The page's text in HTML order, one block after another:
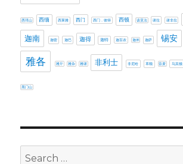
西珥山 西缅 西莱雅 西门 西门．彼得 西顿 该亚法 谢拉 谢非拉
迦南 迦密 迦巴 迦得 迦特 迦百农 迦米 迦萨 锡安
雅各 雅斤 雅杂 雅谢 非利士 非尼哈 革顺 音麦 马其顿
黑门山
Search